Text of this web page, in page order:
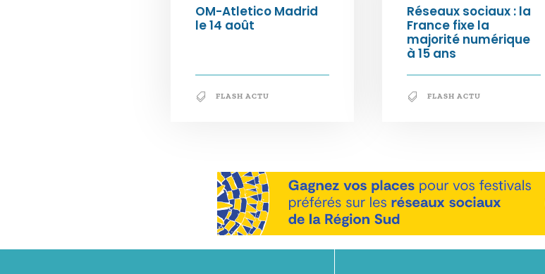
OM-Atletico Madrid
le 14 août
FLASH ACTU
Réseaux sociaux : la
France fixe la
majorité numérique
à 15 ans
FLASH ACTU
Notre philosophie En savoir +